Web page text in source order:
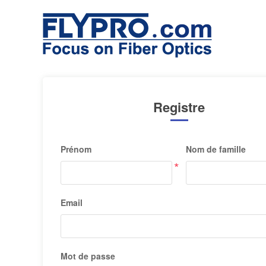
Registre
Prénom
*
Nom de famille
Email
Mot de passe